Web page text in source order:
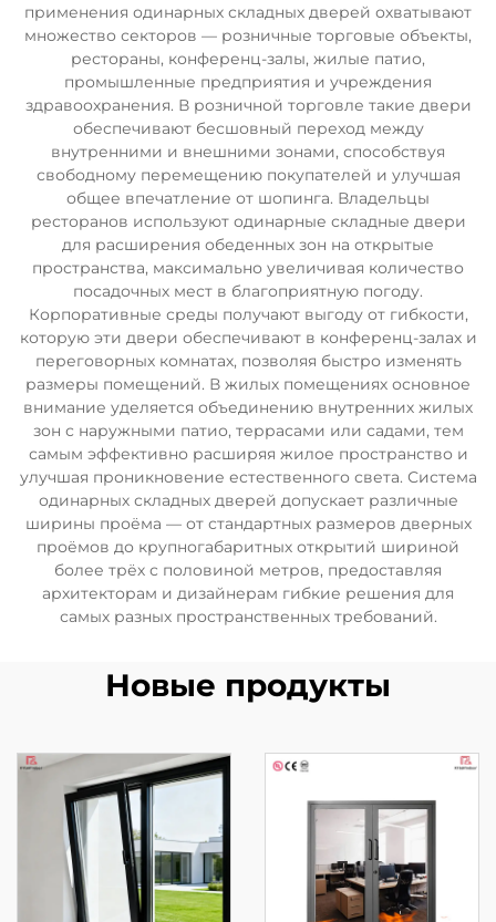
применения одинарных складных дверей охватывают
множество секторов — розничные торговые объекты,
рестораны, конференц-залы, жилые патио,
промышленные предприятия и учреждения
здравоохранения. В розничной торговле такие двери
обеспечивают бесшовный переход между
внутренними и внешними зонами, способствуя
свободному перемещению покупателей и улучшая
общее впечатление от шопинга. Владельцы
ресторанов используют одинарные складные двери
для расширения обеденных зон на открытые
пространства, максимально увеличивая количество
посадочных мест в благоприятную погоду.
Корпоративные среды получают выгоду от гибкости,
которую эти двери обеспечивают в конференц-залах и
переговорных комнатах, позволяя быстро изменять
размеры помещений. В жилых помещениях основное
внимание уделяется объединению внутренних жилых
зон с наружными патио, террасами или садами, тем
самым эффективно расширяя жилое пространство и
улучшая проникновение естественного света. Система
одинарных складных дверей допускает различные
ширины проёма — от стандартных размеров дверных
проёмов до крупногабаритных открытий шириной
более трёх с половиной метров, предоставляя
архитекторам и дизайнерам гибкие решения для
самых разных пространственных требований.
Новые продукты